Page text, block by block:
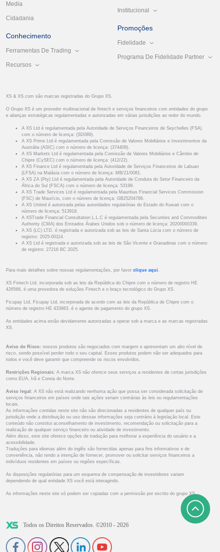
Media
Cidadania
Conhecimento
Ferramentas De Trading
Recursos
Institucional
Promoções
Fidelidade
Programa De Fidelidade Partner
XS & XS.com são marcas registradas do Grupo XS.
O Grupo XS é um provedor multinacional de fintech e serviços financeiros com entidades do grupo
e alianças estratégicas regulamentadas e autorizadas em várias jurisdições ao redor do mundo.
A XS Ltd é regulamentada pela Autoridade de Serviços Financeiros de Seychelles (FSA)
com o número de licença: (SD089).
A XS Prime Ltd é regulamentada pela Comissão de Valores Mobiliários e Investimentos da
Austrália (ASIC) com o número de licença: (374409).
A XS Markets Ltd é regulamentada pela Comissão de Valores Mobiliários e Câmbio de
Chipre (CySEC) com o número de licença: (412/22).
A XS Finance Ltd é regulamentada pela Autoridade de Serviços Financeiros de Labuan
(LFSA) na Malásia com o número de licença: MB/21/0081.
A XS ZA (Pty) Ltd é regulamentada pela Autoridade de Conduta do Setor Financeiro da
África do Sul (FSCA) com o número de licença: 53199.
A XS Trade Services Ltd é regulamentada pela Mauritius Financial Services Commission
(FSC) de Maurício, com o número de licença: GB25204786.
A XS United é autorizada pelas autoridades regulatórias do Estado do Kuwait com o
número de licença: 513918.
A XSTrade Financial Consultation L.L.C é regulamentada pela Securities and Commodities
Authority (CMA) dos Emirados Árabes Unidos sob o número de licença: 20200000339.
A XS (LC) LTD. é registrada e autorizada sob as leis de Santa Lúcia com o número de
registro: 2025-00114.
A XS Ltd é registrada e autorizada sob as leis de São Vicente e Granadinas com o número
de registro: 27216 BC 2025.
Para mais detalhes sobre nossas regulamentações, por favor clique aqui .
XS Fintech Ltd, incorporada sob as leis da República do Chipre com o número de registro HE
426566, é uma provedora de soluções Fintech e o braço tecnológico do Grupo XS.
Ficupay Ltd, Ficupay Ltd, incorporada de acordo com as leis da República de Chipre com o
número de registro HE 433983, é o agente de pagamento do grupo XS.
As entidades acima estão devidamente autorizadas a operar sob a marca e as marcas registradas
XS.
Aviso de Risco: nossos produtos são negociados com margem e apresentam um alto nível de
risco, sendo possível perder todo o seu capital. Esses produtos podem não ser adequados para
todos e você deve garantir que compreende os riscos envolvidos.
Restrições Regionais: A marca XS não oferece seus serviços a residentes de certas jurisdições
como EUA, Irã e Coreia do Norte.
Aviso legal: A XS não está realizando nenhuma ação que possa ser considerada solicitação de
serviços financeiros em países onde tais ações seriam contrárias às leis ou regulamentações
locais.
As informações contidas neste site não são direcionadas a residentes de qualquer país ou
jurisdição onde a distribuição ou uso dessas informações seja contrário à legislação local. Este
conteúdo não constitui aconselhamento de investimento, recomendação ou solicitação para a
realização de qualquer serviço financeiro ou atividade de investimento.
Além disso, este site oferece opções de tradução para melhorar a experiência do usuário e a
acessibilidade.
Traduções para idiomas além do inglês são fornecidas apenas para fins informativos e de
conveniência, não tendo a intenção de fornecer, promover ou solicitar serviços financeiros a
indivíduos residentes em países ou regiões específicas.
As disposições regulatórias para um esquema de compensação de investidores variam
dependendo de qual entidade XS você está interagindo.
As informações neste site só podem ser copiadas com a permissão por escrito do grupo XS.
Todos os Direitos Reservados. ©2010 - 2026